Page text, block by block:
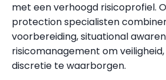
met een verhoogd risicoprofiel.
protection specialisten
voorbereiding, situational
risicomanagement om
discretie te waarborgen.